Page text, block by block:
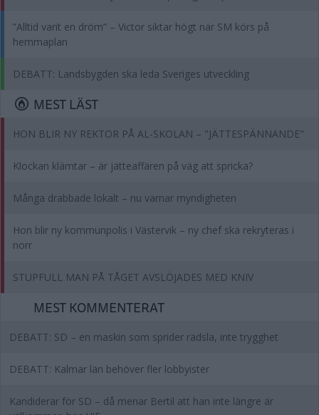
”Alltid varit en dröm” – Victor siktar högt när SM körs på
hemmaplan
DEBATT: Landsbygden ska leda Sveriges utveckling
MEST LÄST
HON BLIR NY REKTOR PÅ AL-SKOLAN – "JÄTTESPÄNNANDE"
Klockan klämtar – är jätteaffären på väg att spricka?
Många drabbade lokalt – nu varnar myndigheten
Hon blir ny kommunpolis i Västervik – ny chef ska rekryteras i
norr
STUPFULL MAN PÅ TÅGET AVSLÖJADES MED KNIV
MEST KOMMENTERAT
DEBATT: SD – en maskin som sprider rädsla, inte trygghet
DEBATT: Kalmar län behöver fler lobbyister
Kandiderar för SD – då menar Bertil att han inte längre är